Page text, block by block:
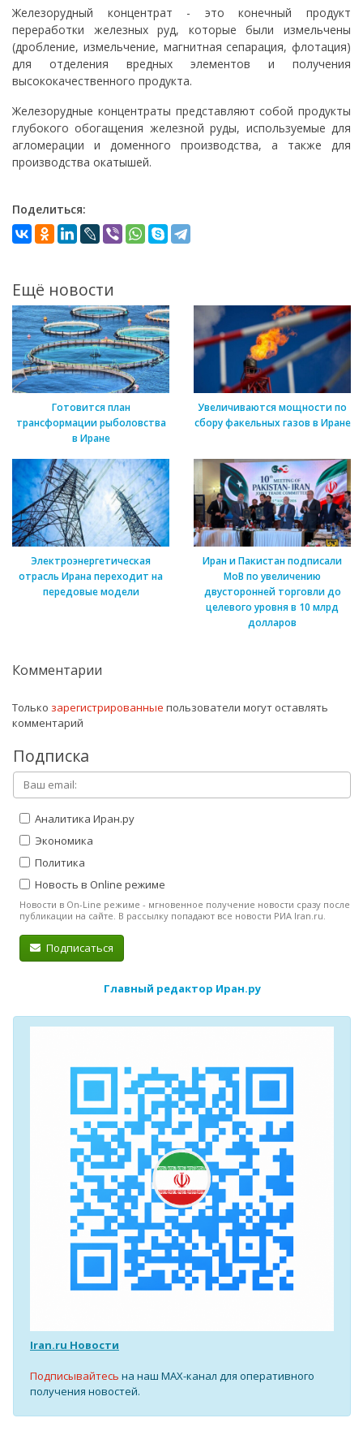
Железорудный концентрат - это конечный продукт
переработки железных руд, которые были измельчены
(дробление, измельчение, магнитная сепарация, флотация)
для отделения вредных элементов и получения
высококачественного продукта.
Железорудные концентраты представляют собой продукты
глубокого обогащения железной руды, используемые для
агломерации и доменного производства, а также для
производства окатышей.
Поделиться:
Ещё новости
Готовится план
трансформации рыболовства
в Иране
Увеличиваются мощности по
сбору факельных газов в Иране
Электроэнергетическая
отрасль Ирана переходит на
передовые модели
Иран и Пакистан подписали
МоВ по увеличению
двусторонней торговли до
целевого уровня в 10 млрд
долларов
Комментарии
Только зарегистрированные пользователи могут оставлять
комментарий
Подписка
Аналитика Иран.ру
Экономика
Политика
Новость в Online режиме
Новости в On-Line режиме - мгновенное получение новости сразу после
публикации на сайте. В рассылку попадают все новости РИА Iran.ru.
Подписаться
Главный редактор Иран.ру
Iran.ru Новости
Подписывайтесь на наш MAX-канал для оперативного
получения новостей.